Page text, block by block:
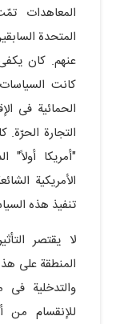
المعاهدات
المتحدة
عنهم. کان
کانت
الحمائیة فی
التجارة
"أمریکا
الأمریکیة
تنفیذ هذه
لا یقتصر
المنطقة على
والتدخلیة فی
للإنقسام